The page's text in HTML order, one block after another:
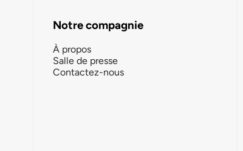
Notre compagnie
À propos
Salle de presse
Contactez-nous